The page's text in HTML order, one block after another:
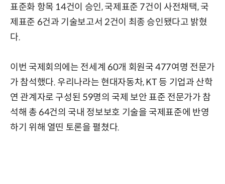
표준화 항목 14건이 승인, 국제표준 7건이 사전채택, 국
제표준 6건과 기술보고서 2건이 최종 승인됐다고 밝혔
다.
이번 국제회의에는 전세계 60개 회원국 477여명 전문가
가 참석했다. 우리나라는 현대자동차, KT 등 기업과 산학
연 관계자로 구성된 59명의 국제 보안 표준 전문가가 참
석해 총 64건의 국내 정보보호 기술을 국제표준에 반영
하기 위해 열띤 토론을 펼쳤다.